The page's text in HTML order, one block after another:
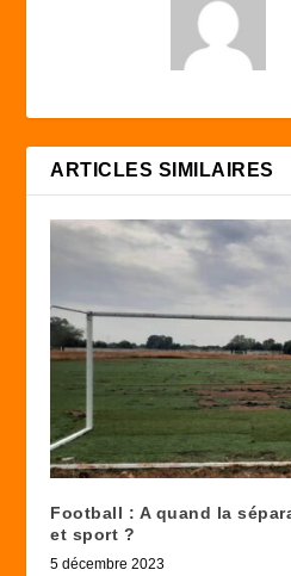
ARTICLES SIMILAIRES
Football : A quand la
et sport ?
5 décembre 2023